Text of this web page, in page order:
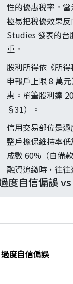
性的優惠稅率。
極易把稅優效果
Studies 發表的台
重。
股利所得依《所
申報戶上限 8 萬
惠。單筆股利達
§31）。
信用交易部位是
整戶擔保維持率
成數 60%（自備
融資追繳時，往
度自信偏誤
過度自信偏誤